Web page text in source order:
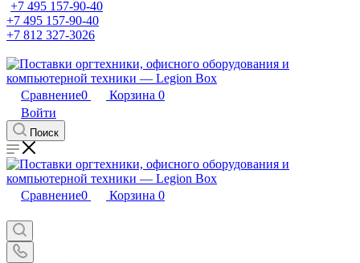
+7 495 157-90-40
+7 495 157-90-40
+7 812 327-3026
Сравнение0 Корзина 0
Войти
Поиск
Сравнение0 Корзина 0